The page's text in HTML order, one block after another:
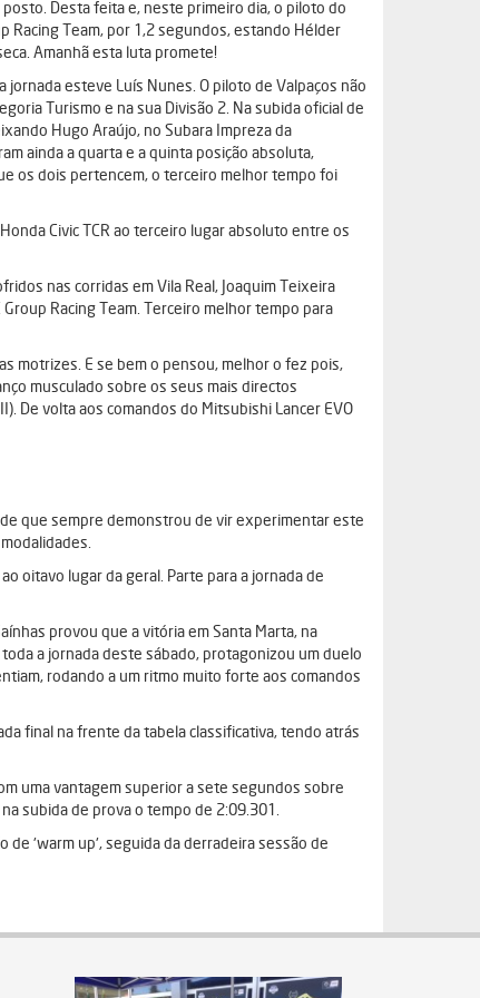
Desta feita e, neste primeiro dia, o piloto do
Racing Team, por 1,2 segundos, estando Hélder
Amanhã esta luta promete!
esteve Luís Nunes. O piloto de Valpaços não
Turismo e na sua Divisão 2. Na subida oficial de
Hugo Araújo, no Subara Impreza da
ainda a quarta e a quinta posição absoluta,
os dois pertencem, o terceiro melhor tempo foi
Civic TCR ao terceiro lugar absoluto entre os
nas corridas em Vila Real, Joaquim Teixeira
Racing Team. Terceiro melhor tempo para
motrizes. E se bem o pensou, melhor o fez pois,
musculado sobre os seus mais directos
De volta aos comandos do Mitsubishi Lancer EVO
que sempre demonstrou de vir experimentar este
oitavo lugar da geral. Parte para a jornada de
provou que a vitória em Santa Marta, na
a jornada deste sábado, protagonizou um duelo
rodando a um ritmo muito forte aos comandos
final na frente da tabela classificativa, tendo atrás
uma vantagem superior a sete segundos sobre
subida de prova o tempo de 2:09.301.
de 'warm up', seguida da derradeira sessão de